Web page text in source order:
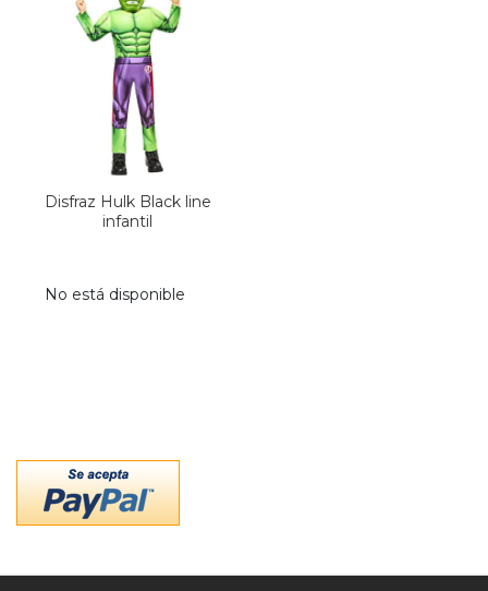
Disfraz Hulk Black line
infantil
No está disponible